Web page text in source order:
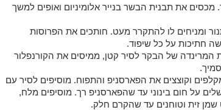
את תבנית הבשר בנייר אלומיניום ואופים למשך
ומניחים לו להתקרר מעט. חותכים את הפרוסות
חתיכות על כל שיפוד.
המרינדה של הבקר לסיר קטן, ממיסים את הקורנפלור
וקוצצים את הפארסניפ והתפוח. מוסיפים לסיר עם
על חום בינוני עד שהפארסניפ רך. מוסיפים מלח,
זית וטוחנים עד שהקרם חלק.